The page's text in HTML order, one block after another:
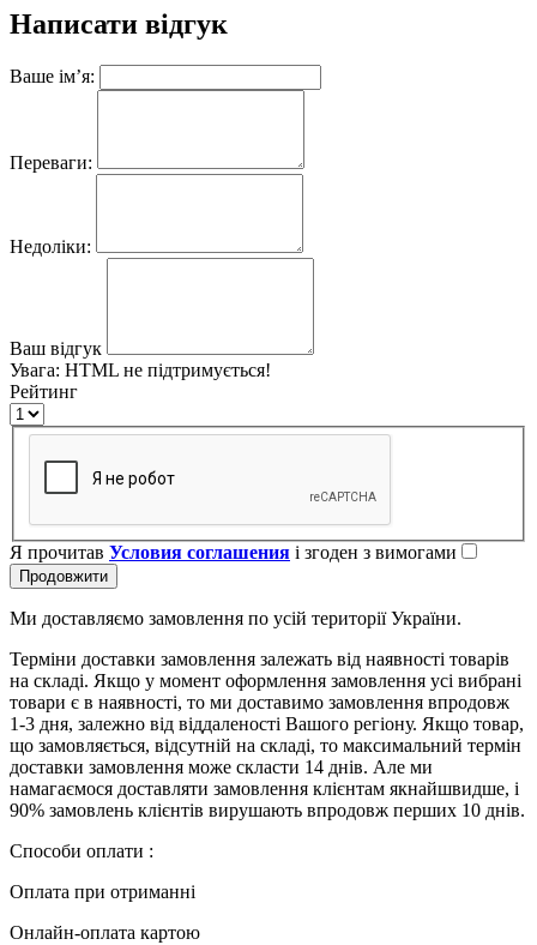
Написати відгук
Ваше ім’я:
Переваги:
Недоліки:
Ваш відгук
Увага: HTML не підтримується!
Рейтинг
Я прочитав Условия соглашения і згоден з вимогами
Продовжити
Ми доставляємо замовлення по усій території України.
Терміни доставки замовлення залежать від наявності товарів
на складі. Якщо у момент оформлення замовлення усі вибрані
товари є в наявності, то ми доставимо замовлення впродовж
1-3 дня, залежно від віддаленості Вашого регіону. Якщо товар,
що замовляється, відсутній на складі, то максимальний термін
доставки замовлення може скласти 14 днів. Але ми
намагаємося доставляти замовлення клієнтам якнайшвидше, і
90% замовлень клієнтів вирушають впродовж перших 10 днів.
Способи оплати :
Оплата при отриманні
Онлайн-оплата картою